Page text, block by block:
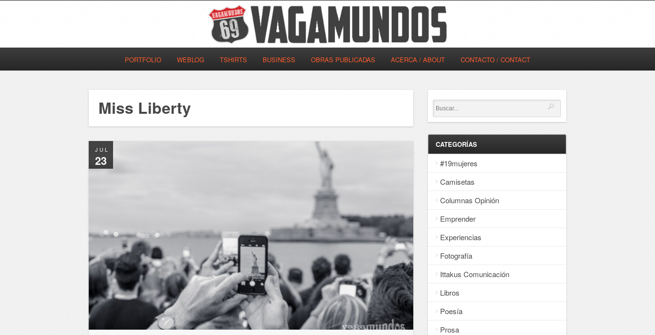
PORTFOLIO WEBLOG TSHIRTS BUSINESS OBRAS PUBLICADAS ACERCA / ABOUT CONTACTO / CONTACT
Miss Liberty
JUL
23
CATEGORÍAS
#19mujeres
Camisetas
Columnas Opinión
Emprender
Experiencias
Fotografía
Ittakus Comunicación
Libros
Poesía
Prosa